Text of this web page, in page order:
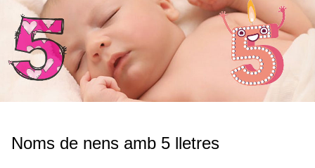
Noms de nens amb 5 lletres